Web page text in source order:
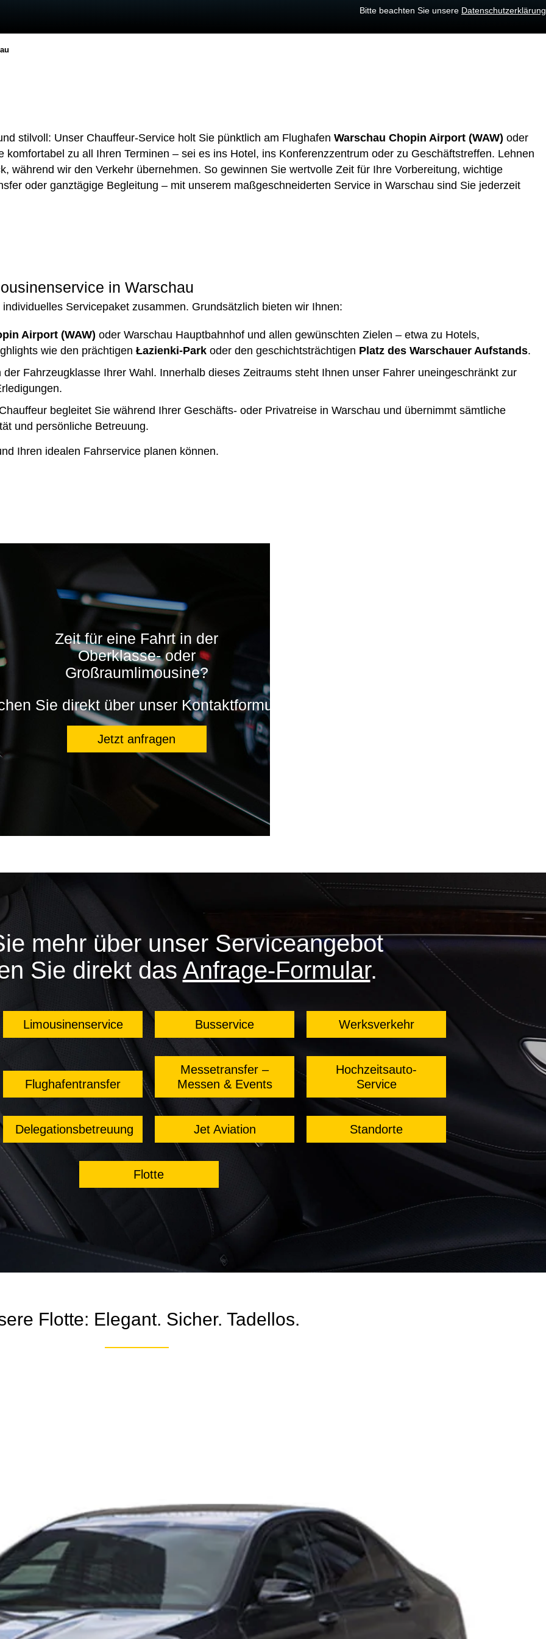
Bitte beachten Sie unsere Datenschutzerklärung
stilvoll: Unser Chauffeur-Service holt Sie pünktlich am Flughafen Warschau Chopin Airport (WAW) oder
komfortabel zu all Ihren Terminen – sei es ins Hotel, ins Konferenzzentrum oder zu Geschäftstreffen. Lehnen
während wir den Verkehr übernehmen. So gewinnen Sie wertvolle Zeit für Ihre Vorbereitung, wichtige
oder ganztägige Begleitung – mit unserem maßgeschneiderten Service in Warschau sind Sie jederzeit
in Warschau
Servicepaket zusammen. Grundsätzlich bieten wir Ihnen:
Airport (WAW) oder Warschau Hauptbahnhof und allen gewünschten Zielen – etwa zu Hotels,
wie den prächtigen Łazienki-Park oder den geschichtsträchtigen Platz des Warschauer Aufstands.
Fahrzeugklasse Ihrer Wahl. Innerhalb dieses Zeitraums steht Ihnen unser Fahrer uneingeschränkt zur
begleitet Sie während Ihrer Geschäfts- oder Privatreise in Warschau und übernimmt sämtliche
und persönliche Betreuung.
Ihren idealen Fahrservice planen können.
Zeit für eine Fahrt in der
Oberklasse- oder
Großraumlimousine?
Sie direkt über unser Kontaktformular:
Jetzt anfragen
mehr über unser Serviceangebot
Sie direkt das Anfrage-Formular.
Limousinenservice Busservice Werksverkehr
Flughafentransfer
Messetransfer –
Messen & Events
Hochzeitsauto-
Service
Delegationsbetreuung Jet Aviation Standorte
Flotte
Flotte: Elegant. Sicher. Tadellos.